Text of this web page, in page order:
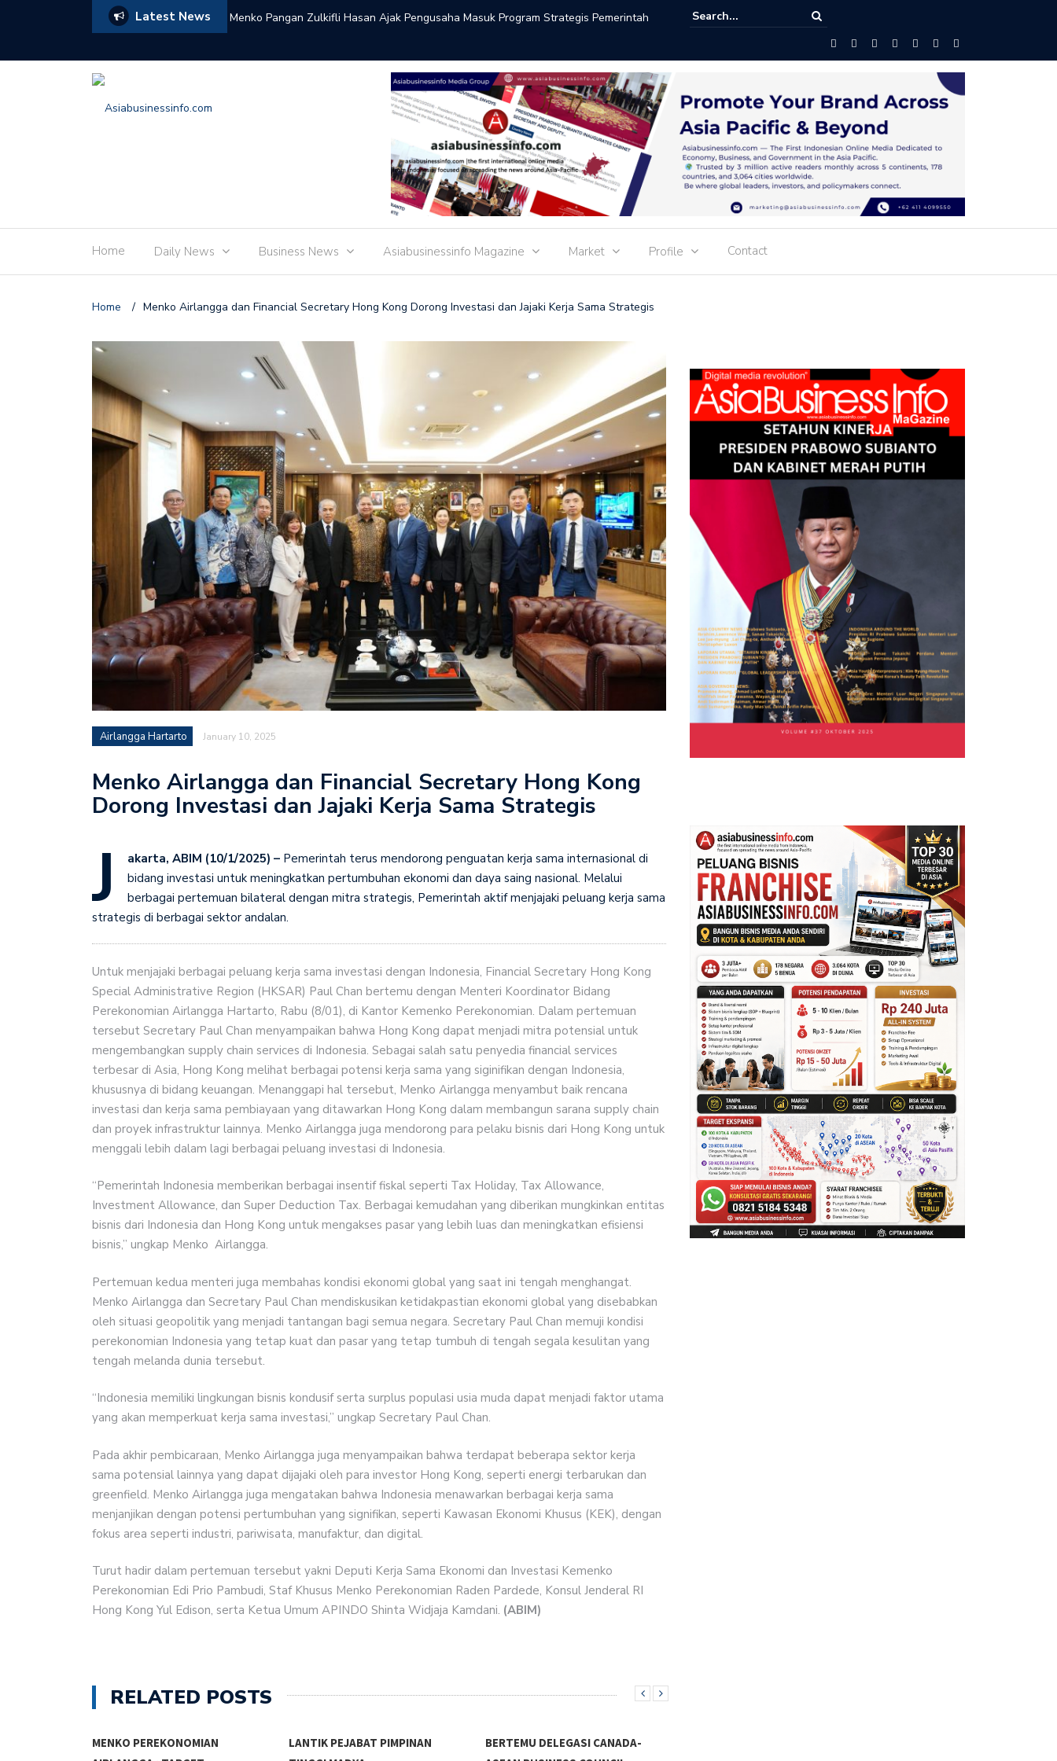
Latest News
Strategis TNI untuk Percepat Menko Pangan Zulkifli Hasan Ajak Pengusaha Masuk Program Strategis Pemerintah
Menteri Investasi Dan CEO Danantara Rosan Roeslani : Indonesia dan Arab
Sepakat Memperkuat Kerja Sama Promosi dan Fasilitasi Investasi
Home Daily News Business News Asiabusinessinfo Magazine Market Profile Contact
Home / Menko Airlangga dan Financial Secretary Hong Kong Dorong Investasi dan Jajaki Kerja Sama Strategis
Airlangga Hartarto January 10, 2025
Menko Airlangga dan Financial Secretary Hong Kong
Dorong Investasi dan Jajaki Kerja Sama Strategis
J akarta, ABIM (10/1/2025) – Pemerintah terus mendorong penguatan kerja sama internasional di
bidang investasi untuk meningkatkan pertumbuhan ekonomi dan daya saing nasional. Melalui
berbagai pertemuan bilateral dengan mitra strategis, Pemerintah aktif menjajaki peluang kerja sama
strategis di berbagai sektor andalan.
Untuk menjajaki berbagai peluang kerja sama investasi dengan Indonesia, Financial Secretary Hong Kong
Special Administrative Region (HKSAR) Paul Chan bertemu dengan Menteri Koordinator Bidang
Perekonomian Airlangga Hartarto, Rabu (8/01), di Kantor Kemenko Perekonomian. Dalam pertemuan
tersebut Secretary Paul Chan menyampaikan bahwa Hong Kong dapat menjadi mitra potensial untuk
mengembangkan supply chain services di Indonesia. Sebagai salah satu penyedia financial services
terbesar di Asia, Hong Kong melihat berbagai potensi kerja sama yang siginifikan dengan Indonesia,
khususnya di bidang keuangan. Menanggapi hal tersebut, Menko Airlangga menyambut baik rencana
investasi dan kerja sama pembiayaan yang ditawarkan Hong Kong dalam membangun sarana supply chain
dan proyek infrastruktur lainnya. Menko Airlangga juga mendorong para pelaku bisnis dari Hong Kong untuk
menggali lebih dalam lagi berbagai peluang investasi di Indonesia.
“Pemerintah Indonesia memberikan berbagai insentif fiskal seperti Tax Holiday, Tax Allowance,
Investment Allowance, dan Super Deduction Tax. Berbagai kemudahan yang diberikan mungkinkan entitas
bisnis dari Indonesia dan Hong Kong untuk mengakses pasar yang lebih luas dan meningkatkan efisiensi
bisnis,” ungkap Menko Airlangga.
Pertemuan kedua menteri juga membahas kondisi ekonomi global yang saat ini tengah menghangat.
Menko Airlangga dan Secretary Paul Chan mendiskusikan ketidakpastian ekonomi global yang disebabkan
oleh situasi geopolitik yang menjadi tantangan bagi semua negara. Secretary Paul Chan memuji kondisi
perekonomian Indonesia yang tetap kuat dan pasar yang tetap tumbuh di tengah segala kesulitan yang
tengah melanda dunia tersebut.
“Indonesia memiliki lingkungan bisnis kondusif serta surplus populasi usia muda dapat menjadi faktor utama
yang akan memperkuat kerja sama investasi,” ungkap Secretary Paul Chan.
Pada akhir pembicaraan, Menko Airlangga juga menyampaikan bahwa terdapat beberapa sektor kerja
sama potensial lainnya yang dapat dijajaki oleh para investor Hong Kong, seperti energi terbarukan dan
greenfield. Menko Airlangga juga mengatakan bahwa Indonesia menawarkan berbagai kerja sama
menjanjikan dengan potensi pertumbuhan yang signifikan, seperti Kawasan Ekonomi Khusus (KEK), dengan
fokus area seperti industri, pariwisata, manufaktur, dan digital.
Turut hadir dalam pertemuan tersebut yakni Deputi Kerja Sama Ekonomi dan Investasi Kemenko
Perekonomian Edi Prio Pambudi, Staf Khusus Menko Perekonomian Raden Pardede, Konsul Jenderal RI
Hong Kong Yul Edison, serta Ketua Umum APINDO Shinta Widjaja Kamdani. (ABIM)
RELATED POSTS
MENKO PEREKONOMIAN
LANTIK PEJABAT PIMPINAN
BERTEMU DELEGASI CANADA-